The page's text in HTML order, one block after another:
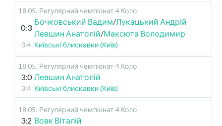
18.05. Регулярний чемпіонат 4 Коло
0:3
Бочковський Вадим/Лукацький Андрій
Левшин Анатолій/Максюта Володимир
3:4 Київські блискавки (Київ)
18.05. Регулярний чемпіонат 4 Коло
3:0 Левшин Анатолій
3:4 Київські блискавки (Київ)
18.05. Регулярний чемпіонат 4 Коло
3:2 Вовк Віталій